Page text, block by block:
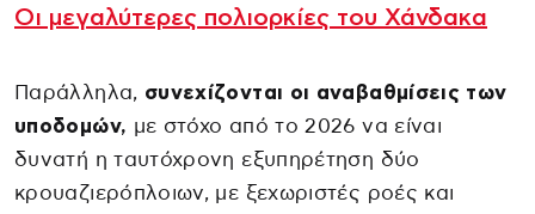
Οι μεγαλύτερες πολιορκίες του Χάνδακα
Παράλληλα, συνεχίζονται οι αναβαθμίσεις των
υποδομών, με στόχο από το 2026 να είναι
δυνατή η ταυτόχρονη εξυπηρέτηση δύο
κρουαζιερόπλοιων, με ξεχωριστές ροές και